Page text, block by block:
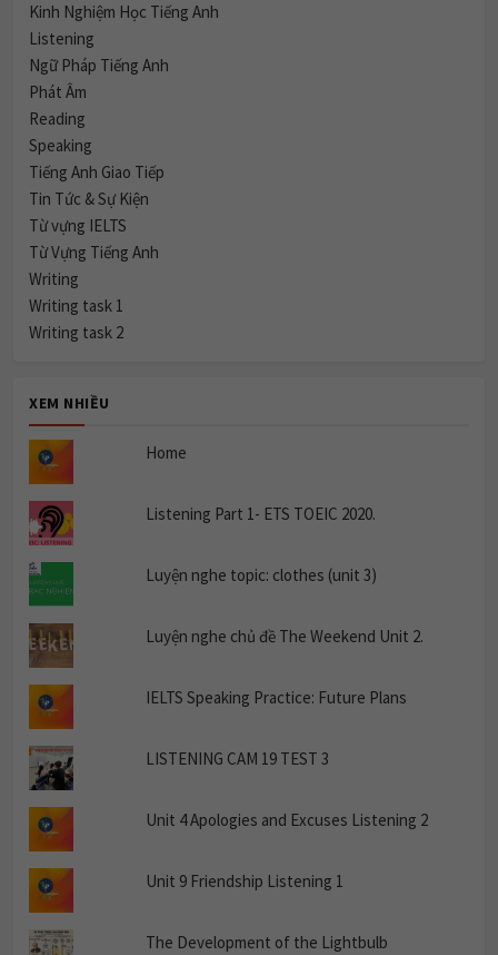
Kinh Nghiệm Học Tiếng Anh
Listening
Ngữ Pháp Tiếng Anh
Phát Âm
Reading
Speaking
Tiếng Anh Giao Tiếp
Tin Tức & Sự Kiện
Từ vựng IELTS
Từ Vựng Tiếng Anh
Writing
Writing task 1
Writing task 2
XEM NHIỀU
Home
Listening Part 1- ETS TOEIC 2020.
Luyện nghe topic: clothes (unit 3)
Luyện nghe chủ đề The Weekend Unit 2.
IELTS Speaking Practice: Future Plans
LISTENING CAM 19 TEST 3
Unit 4 Apologies and Excuses Listening 2
Unit 9 Friendship Listening 1
The Development of the Lightbulb